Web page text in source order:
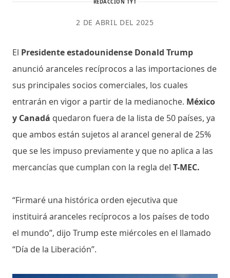
REDACCIÓN TYT
2 DE ABRIL DEL 2025
El Presidente estadounidense Donald Trump
anunció aranceles recíprocos a las importaciones de
sus principales socios comerciales, los cuales
entrarán en vigor a partir de la medianoche. México
y Canadá quedaron fuera de la lista de 50 países, ya
que ambos están sujetos al arancel general de 25%
que se les impuso previamente y que no aplica a las
mercancías que cumplan con la regla del T-MEC.
“Firmaré una histórica orden ejecutiva que
instituirá aranceles recíprocos a los países de todo
el mundo”, dijo Trump este miércoles en el llamado
“Día de la Liberación”.